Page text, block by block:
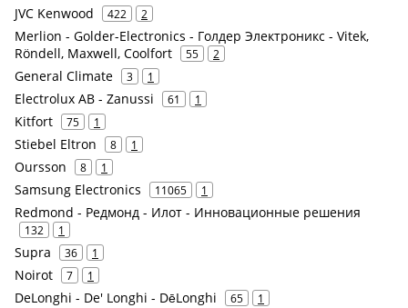
JVC Kenwood 422 2
Merlion - Golder-Electronics - Голдер Электроникс - Vitek,
Röndell, Maxwell, Coolfort
55 2
General Climate 3 1
Electrolux AB - Zanussi 61 1
Kitfort 75 1
Stiebel Eltron 8 1
Oursson 8 1
Samsung Electronics 11065 1
Redmond - Редмонд - Илот - Инновационные решения
132 1
Supra 36 1
Noirot 7 1
DeLonghi - De' Longhi - DēLonghi 65 1